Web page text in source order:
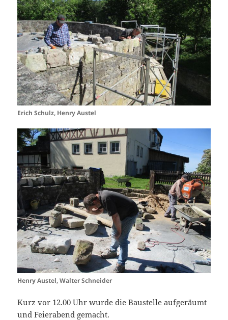
Erich Schulz, Henry Austel
Henry Austel, Walter Schneider
Kurz vor 12.00 Uhr wurde die Baustelle aufgeräumt
und Feierabend gemacht.